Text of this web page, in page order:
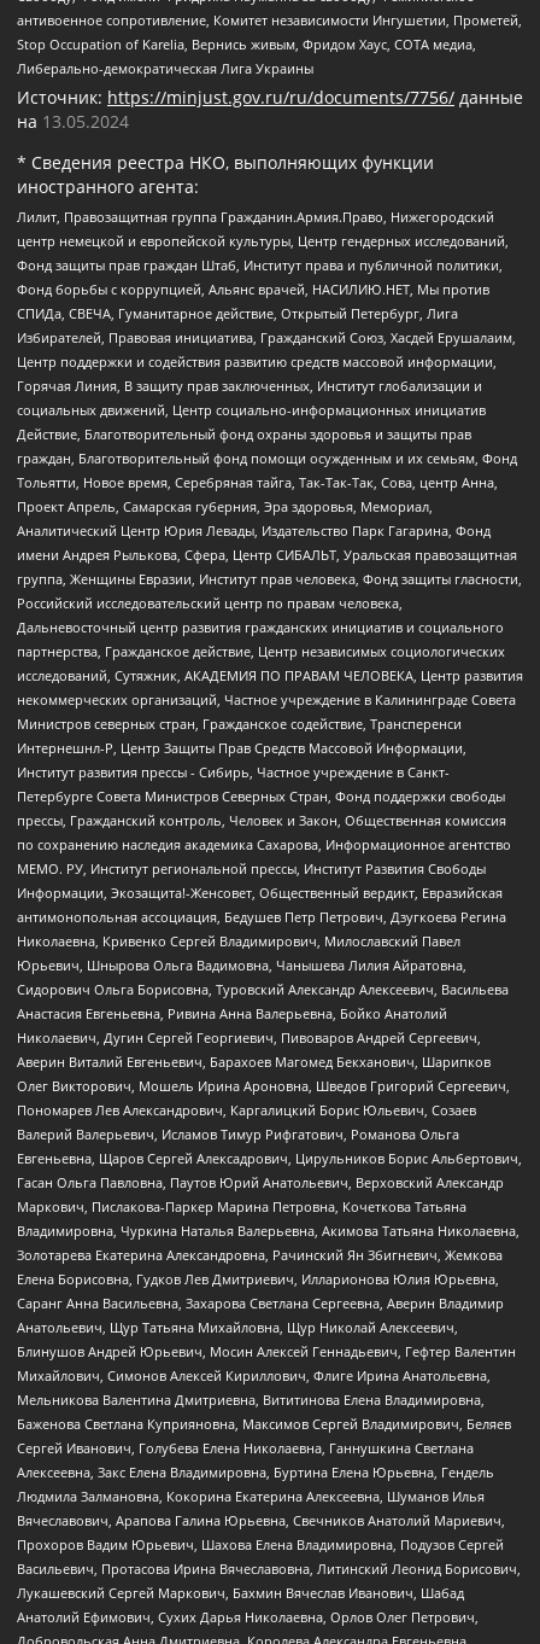
антивоенное сопротивление, Комитет независимости Ингушетии, Прометей,
Stop Occupation of Karelia, Вернись живым, Фридом Хаус, СОТА медиа,
Либерально-демократическая Лига Украины
Источник: https://minjust.gov.ru/ru/documents/7756/ данные
на 13.05.2024
* Сведения реестра НКО, выполняющих функции
иностранного агента:
Лилит, Правозащитная группа Гражданин.Армия.Право, Нижегородский
центр немецкой и европейской культуры, Центр гендерных исследований,
Фонд защиты прав граждан Штаб, Институт права и публичной политики,
Фонд борьбы с коррупцией, Альянс врачей, НАСИЛИЮ.НЕТ, Мы против
СПИДа, СВЕЧА, Гуманитарное действие, Открытый Петербург, Лига
Избирателей, Правовая инициатива, Гражданский Союз, Хасдей Ерушалаим,
Центр поддержки и содействия развитию средств массовой информации,
Горячая Линия, В защиту прав заключенных, Институт глобализации и
социальных движений, Центр социально-информационных инициатив
Действие, Благотворительный фонд охраны здоровья и защиты прав
граждан, Благотворительный фонд помощи осужденным и их семьям, Фонд
Тольятти, Новое время, Серебряная тайга, Так-Так-Так, Сова, центр Анна,
Проект Апрель, Самарская губерния, Эра здоровья, Мемориал,
Аналитический Центр Юрия Левады, Издательство Парк Гагарина, Фонд
имени Андрея Рылькова, Сфера, Центр СИБАЛЬТ, Уральская правозащитная
группа, Женщины Евразии, Институт прав человека, Фонд защиты гласности,
Российский исследовательский центр по правам человека,
Дальневосточный центр развития гражданских инициатив и социального
партнерства, Гражданское действие, Центр независимых социологических
исследований, Сутяжник, АКАДЕМИЯ ПО ПРАВАМ ЧЕЛОВЕКА, Центр развития
некоммерческих организаций, Частное учреждение в Калининграде Совета
Министров северных стран, Гражданское содействие, Трансперенси
Интернешнл-Р, Центр Защиты Прав Средств Массовой Информации,
Институт развития прессы - Сибирь, Частное учреждение в Санкт-
Петербурге Совета Министров Северных Стран, Фонд поддержки свободы
прессы, Гражданский контроль, Человек и Закон, Общественная комиссия
по сохранению наследия академика Сахарова, Информационное агентство
МЕМО. РУ, Институт региональной прессы, Институт Развития Свободы
Информации, Экозащита!-Женсовет, Общественный вердикт, Евразийская
антимонопольная ассоциация, Бедушев Петр Петрович, Дзугкоева Регина
Николаевна, Кривенко Сергей Владимирович, Милославский Павел
Юрьевич, Шнырова Ольга Вадимовна, Чанышева Лилия Айратовна,
Сидорович Ольга Борисовна, Туровский Александр Алексеевич, Васильева
Анастасия Евгеньевна, Ривина Анна Валерьевна, Бойко Анатолий
Николаевич, Дугин Сергей Георгиевич, Пивоваров Андрей Сергеевич,
Аверин Виталий Евгеньевич, Барахоев Магомед Бекханович, Шарипков
Олег Викторович, Мошель Ирина Ароновна, Шведов Григорий Сергеевич,
Пономарев Лев Александрович, Каргалицкий Борис Юльевич, Созаев
Валерий Валерьевич, Исламов Тимур Рифгатович, Романова Ольга
Евгеньевна, Щаров Сергей Алексадрович, Цирульников Борис Альбертович,
Гасан Ольга Павловна, Паутов Юрий Анатольевич, Верховский Александр
Маркович, Пислакова-Паркер Марина Петровна, Кочеткова Татьяна
Владимировна, Чуркина Наталья Валерьевна, Акимова Татьяна Николаевна,
Золотарева Екатерина Александровна, Рачинский Ян Збигневич, Жемкова
Елена Борисовна, Гудков Лев Дмитриевич, Илларионова Юлия Юрьевна,
Саранг Анна Васильевна, Захарова Светлана Сергеевна, Аверин Владимир
Анатольевич, Щур Татьяна Михайловна, Щур Николай Алексеевич,
Блинушов Андрей Юрьевич, Мосин Алексей Геннадьевич, Гефтер Валентин
Михайлович, Симонов Алексей Кириллович, Флиге Ирина Анатольевна,
Мельникова Валентина Дмитриевна, Вититинова Елена Владимировна,
Баженова Светлана Куприяновна, Максимов Сергей Владимирович, Беляев
Сергей Иванович, Голубева Елена Николаевна, Ганнушкина Светлана
Алексеевна, Закс Елена Владимировна, Буртина Елена Юрьевна, Гендель
Людмила Залмановна, Кокорина Екатерина Алексеевна, Шуманов Илья
Вячеславович, Арапова Галина Юрьевна, Свечников Анатолий Мариевич,
Прохоров Вадим Юрьевич, Шахова Елена Владимировна, Подузов Сергей
Васильевич, Протасова Ирина Вячеславовна, Литинский Леонид Борисович,
Лукашевский Сергей Маркович, Бахмин Вячеслав Иванович, Шабад
Анатолий Ефимович, Сухих Дарья Николаевна, Орлов Олег Петрович,